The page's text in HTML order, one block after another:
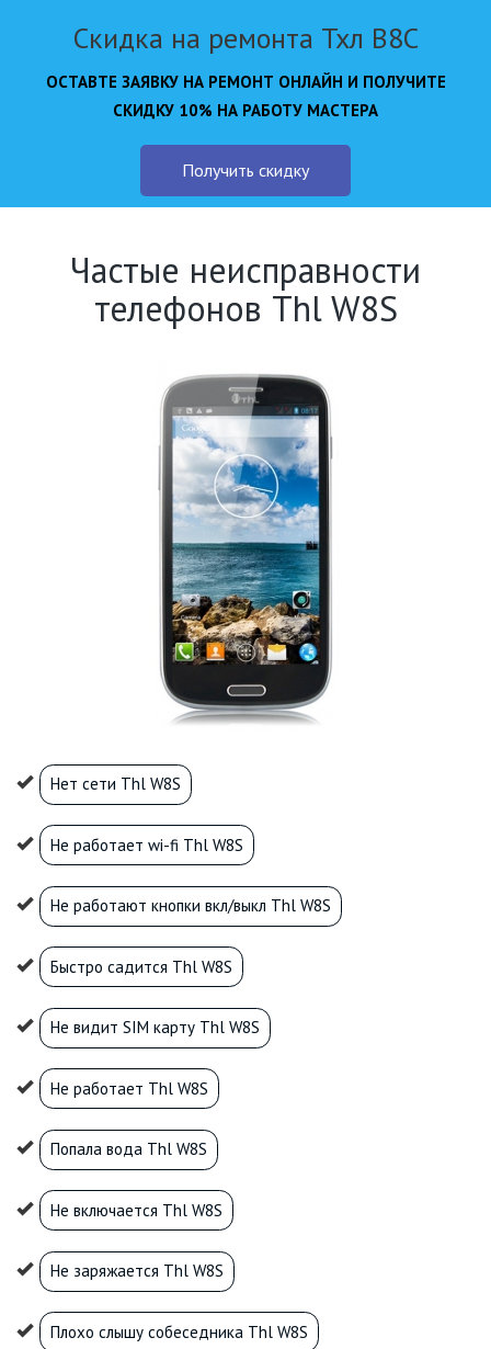
Скидка на ремонта Тхл В8С
ОСТАВТЕ ЗАЯВКУ НА РЕМОНТ ОНЛАЙН И ПОЛУЧИТЕ
СКИДКУ 10% НА РАБОТУ МАСТЕРА
Получить скидку
Частые неисправности
телефонов Thl W8S
Нет сети Thl W8S
Не работает wi-fi Thl W8S
Не работают кнопки вкл/выкл Thl W8S
Быстро садится Thl W8S
Не видит SIM карту Thl W8S
Не работает Thl W8S
Попала вода Thl W8S
Не включается Thl W8S
Не заряжается Thl W8S
Плохо слышу собеседника Thl W8S